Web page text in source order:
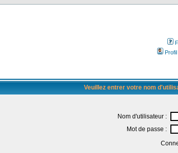
Profil
Veuillez entrer votre nom
Nom d'utilisateur :
Mot de passe :